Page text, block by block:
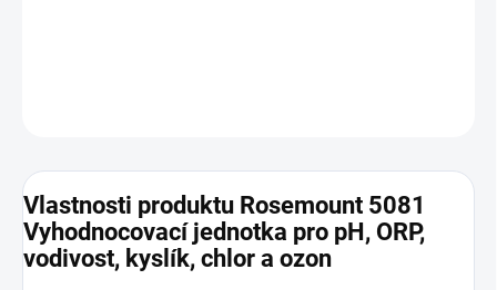
Vlastnosti produktu Rosemount 5081
Vyhodnocovací jednotka pro pH, ORP,
vodivost, kyslík, chlor a ozon